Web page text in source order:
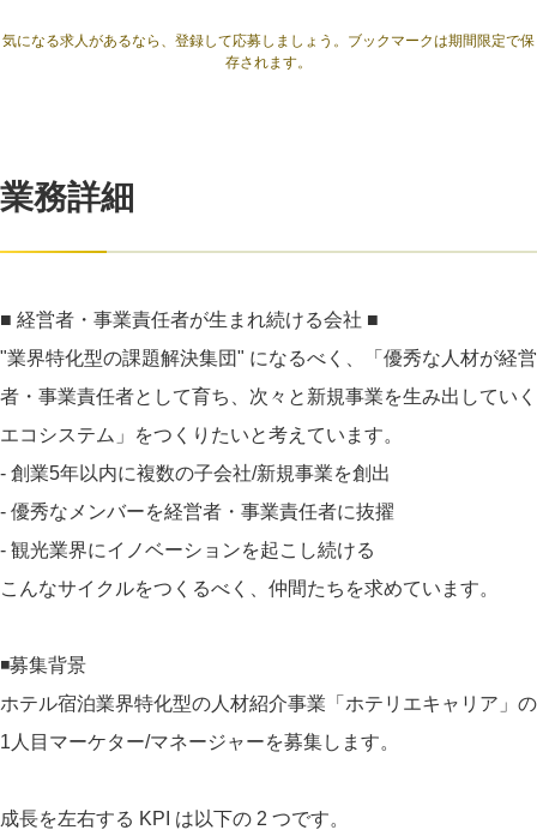
気になる求人があるなら、登録して応募しましょう。ブックマークは期間限定で保
存されます。
業務詳細
■ 経営者・事業責任者が生まれ続ける会社 ■
"業界特化型の課題解決集団" になるべく、「優秀な人材が経営
者・事業責任者として育ち、次々と新規事業を生み出していく
エコシステム」をつくりたいと考えています。
- 創業5年以内に複数の子会社/新規事業を創出
- 優秀なメンバーを経営者・事業責任者に抜擢
- 観光業界にイノベーションを起こし続ける
こんなサイクルをつくるべく、仲間たちを求めています。
◾️募集背景
ホテル宿泊業界特化型の人材紹介事業「ホテリエキャリア」の
1人目マーケター/マネージャーを募集します。
成長を左右する KPI は以下の 2 つです。